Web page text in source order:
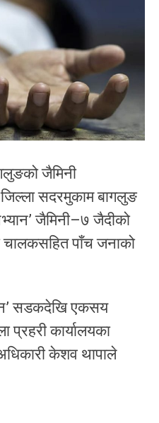
जैमिनी
सदरमुकाम बागलुङ
जैमिनी–७ जैदीको
चालकसहित पाँच जनाको
सडकदेखि एकसय
प्रहरी कार्यालयका
केशव थापाले